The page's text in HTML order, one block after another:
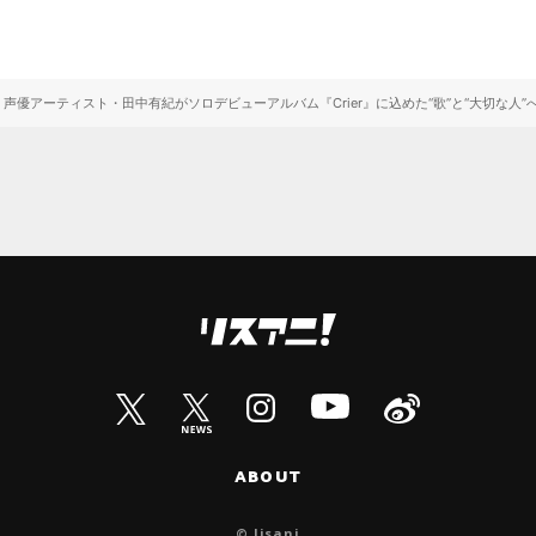
優アーティスト・田中有紀がソロデビューアルバム『Crier』に込めた“歌”と“大切な人”
ABOUT